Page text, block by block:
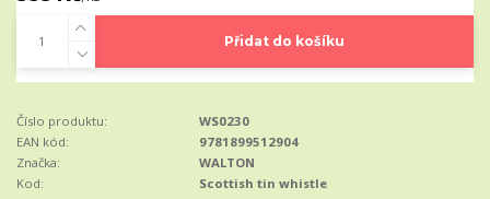
Přidat do košíku
Číslo produktu:
WS0230
EAN kód:
9781899512904
Značka:
WALTON
Kod:
Scottish tin whistle